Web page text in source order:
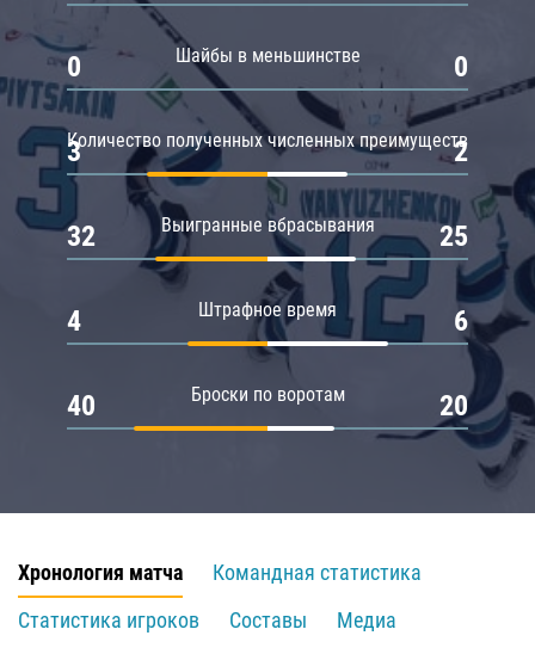
Шайбы в меньшинстве
0 0
Количество полученных численных преимуществ
3 2
Выигранные вбрасывания
32 25
Штрафное время
4 6
Броски по воротам
40 20
Хронология матча
Командная статистика
Статистика игроков
Составы
Медиа